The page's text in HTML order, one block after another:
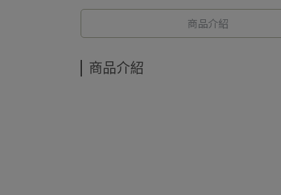
商品介紹
商品介紹